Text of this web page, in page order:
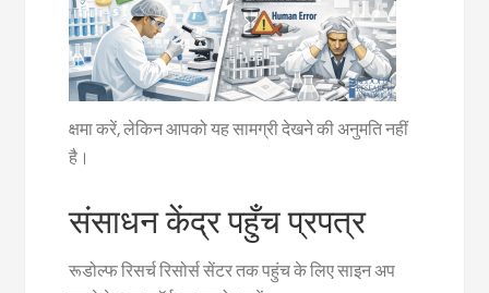
क्षमा करें, लेकिन आपको यह सामग्री देखने की अनुमति नहीं
है।
संसाधन केंद्र पहुँच प्रपत्र
रूडोल्फ रिसर्च रिसोर्स सेंटर तक पहुंच के लिए साइन अप